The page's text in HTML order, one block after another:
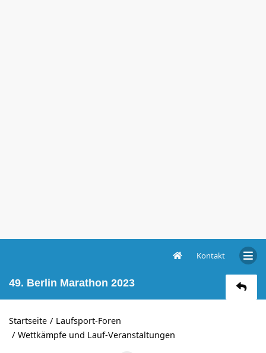
Kontakt
49. Berlin Marathon 2023
Startseite
Laufsport-Foren
Wettkämpfe und Lauf-Veranstaltungen